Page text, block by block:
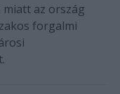
az ország
forgalmi